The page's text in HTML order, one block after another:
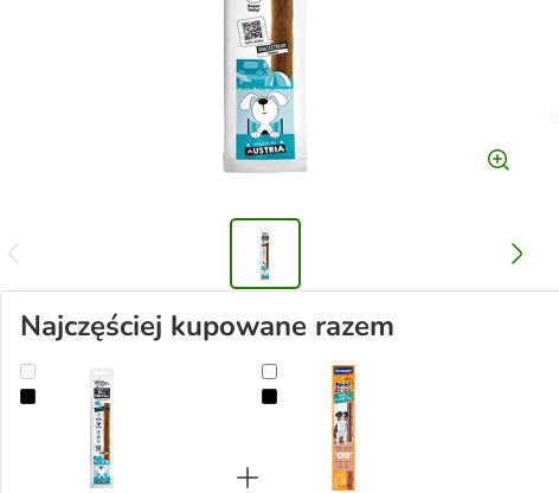
Najczęściej kupowane razem
Lucky Jim DuoStickies Vitakraft Beef Stick Hypoallergenic